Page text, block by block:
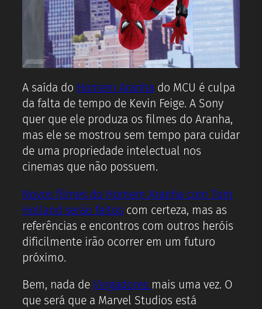
A saída do Homem Aranha do MCU é culpa
da falta de tempo de Kevin Feige. A Sony
quer que ele produza os filmes do Aranha,
mas ele se mostrou sem tempo para cuidar
de uma propriedade intelectual nos
cinemas que não possuem.
Novos filmes do Homem Aranha com Tom
Holland serão feitos com certeza, mas as
referências e encontros com outros heróis
dificilmente irão ocorrer em um futuro
próximo.
Bem, nada de Vingadores mais uma vez. O
que será que a Marvel Studios está